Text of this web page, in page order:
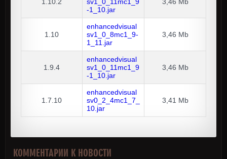
1.10.2
sv1_0_11mc1_9
-1_10.jar
3,46 Mb
1.10
enhancedvisual
sv1_0_8mc1_9-
1_11.jar
3,46 Mb
1.9.4
enhancedvisual
sv1_0_11mc1_9
-1_10.jar
3,46 Mb
1.7.10
enhancedvisual
sv0_2_4mc1_7_
10.jar
3,41 Mb
КОММЕНТАРИИ К НОВОСТИ